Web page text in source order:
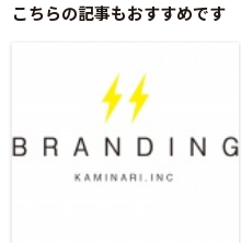
こちらの記事もおすすめです